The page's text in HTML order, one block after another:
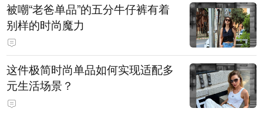
被嘲“老爸单品”的五分牛仔裤有着
别样的时尚魔力
这件极简时尚单品如何实现适配多
元生活场景？